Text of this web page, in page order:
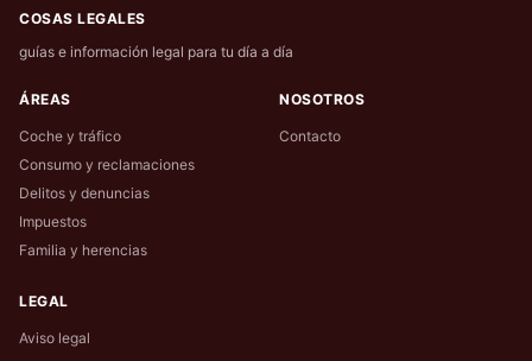
COSAS LEGALES
guías e información legal para tu día a día
ÁREAS
Coche y tráfico
Consumo y reclamaciones
Delitos y denuncias
Impuestos
Familia y herencias
NOSOTROS
Contacto
LEGAL
Aviso legal